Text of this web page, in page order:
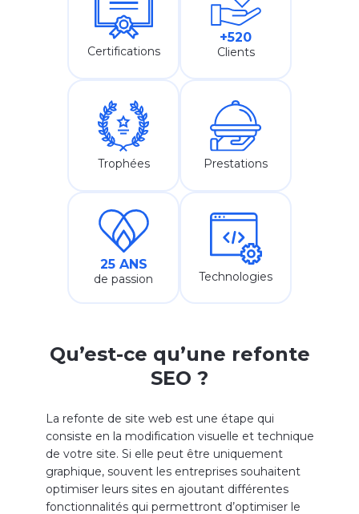
Certifications
+520
Clients
Trophées Prestations
25 ANS
de passion Technologies
Qu’est-ce qu’une refonte
SEO ?
La refonte de site web est une étape qui
consiste en la modification visuelle et technique
de votre site. Si elle peut être uniquement
graphique, souvent les entreprises souhaitent
optimiser leurs sites en ajoutant différentes
fonctionnalités qui permettront d’optimiser le